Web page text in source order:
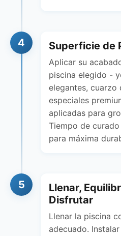
4 Superficie de
Aplicar su
piscina elegido -
elegantes, cuarzo
especiales
aplicadas para
Tiempo de
para máxima
5
Llenar,
Disfrutar
Llenar la piscina
adecuado.